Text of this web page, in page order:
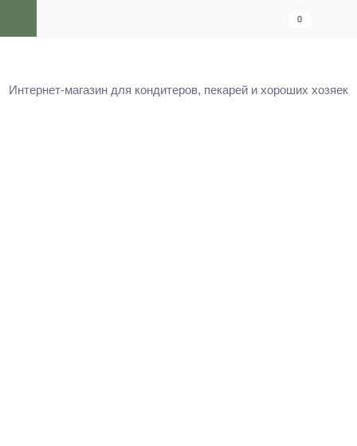
Интернет-магазин для кондитеров, пекарей и хороших хозяек
0